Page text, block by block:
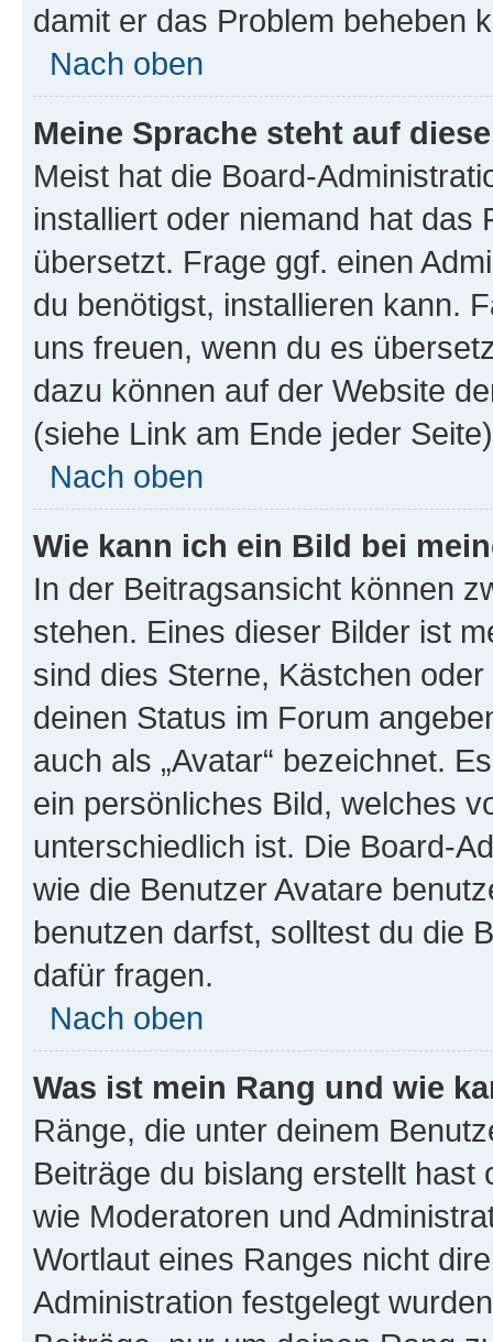
damit er das Problem beheben
Nach oben
Meine Sprache steht auf
Meist hat die Board-
installiert oder niemand hat das
übersetzt. Frage ggf. einen
du benötigst, installieren kann.
uns freuen, wenn du es
dazu können auf der Website
(siehe Link am Ende jeder
Nach oben
Wie kann ich ein Bild bei
In der Beitragsansicht können
stehen. Eines dieser Bilder ist
sind dies Sterne, Kästchen
deinen Status im Forum
auch als „Avatar“ bezeichnet.
ein persönliches Bild, welches
unterschiedlich ist. Die Board-
wie die Benutzer Avatare
benutzen darfst, solltest du die
dafür fragen.
Nach oben
Was ist mein Rang und wie
Ränge, die unter deinem
Beiträge du bislang erstellt
wie Moderatoren und
Wortlaut eines Ranges nicht
Administration festgelegt